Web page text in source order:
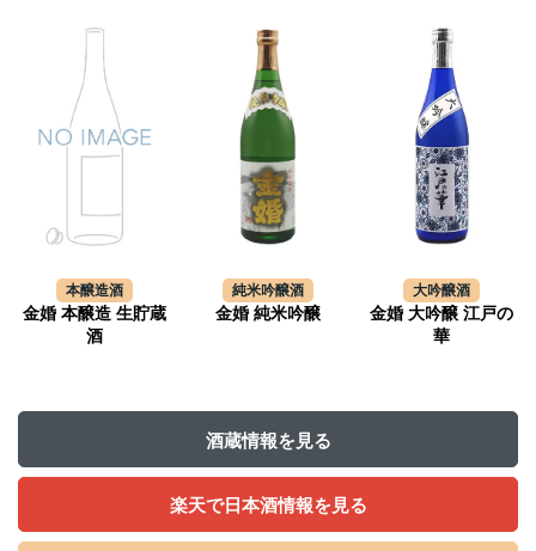
本醸造酒
金婚 本醸造 生貯蔵
酒
純米吟醸酒
金婚 純米吟醸
大吟醸酒
金婚 大吟醸 江戸の
華
酒蔵情報を見る
楽天で日本酒情報を見る